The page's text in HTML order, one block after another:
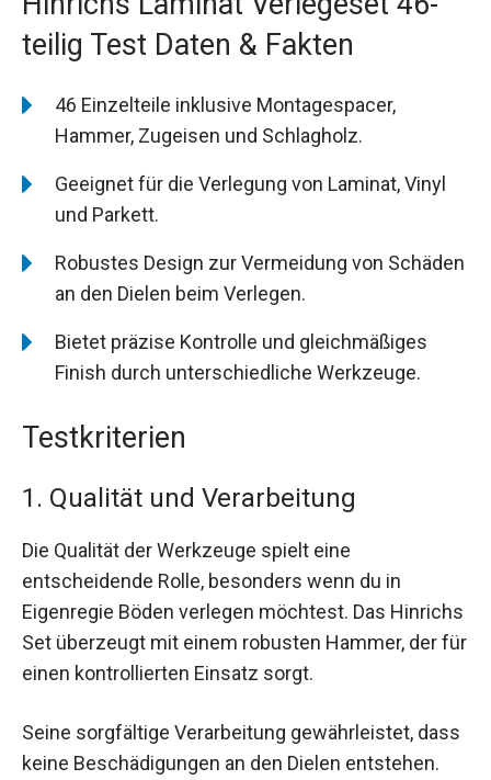
teilig Test Daten & Fakten
46 Einzelteile inklusive Montagespacer,
Hammer, Zugeisen und Schlagholz.
Geeignet für die Verlegung von Laminat, Vinyl
und Parkett.
Robustes Design zur Vermeidung von Schäden
an den Dielen beim Verlegen.
Bietet präzise Kontrolle und gleichmäßiges
Finish durch unterschiedliche Werkzeuge.
Testkriterien
1. Qualität und Verarbeitung
Die Qualität der Werkzeuge spielt eine
entscheidende Rolle, besonders wenn du in
Eigenregie Böden verlegen möchtest. Das Hinrichs
Set überzeugt mit einem robusten Hammer, der für
einen kontrollierten Einsatz sorgt.
Seine sorgfältige Verarbeitung gewährleistet, dass
keine Beschädigungen an den Dielen entstehen.